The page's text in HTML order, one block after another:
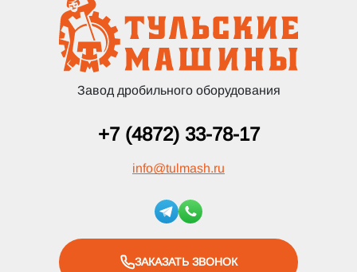
Завод дробильного оборудования
+7 (4872) 33-78-17
info@tulmash.ru
ЗАКАЗАТЬ ЗВОНОК